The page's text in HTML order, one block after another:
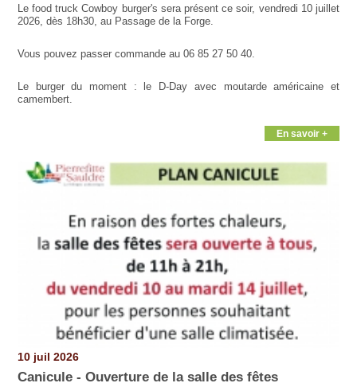
Le food truck Cowboy burger's sera présent ce soir, vendredi 10 juillet
2026, dès 18h30, au Passage de la Forge.
Vous pouvez passer commande au 06 85 27 50 40.
Le burger du moment : le D-Day avec moutarde américaine et
camembert.
En savoir +
10 juil 2026
Canicule - Ouverture de la salle des fêtes